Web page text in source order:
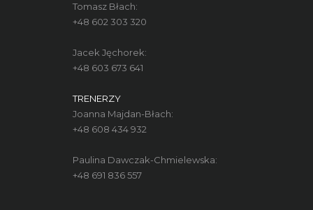
Tomasz Błach:
+48 602 303 320
Jacek Jęchorek:
+48 603 673 641
TRENERZY
Joanna Majdan-Błach:
+48 608 434 932
Paulina Dawczak-Chmielewska:
+48 691 836 557